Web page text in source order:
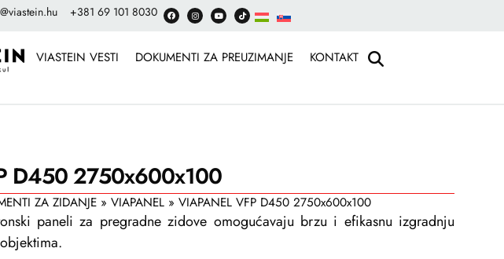
+381 69 101 8030
VIASTEIN VESTI DOKUMENTI ZA PREUZIMANJE KONTAKT
D450 2750x600x100
ZA ZIDANJE» VIAPANEL» VIAPANEL VFP D450 2750x600x100
paneli za pregradne zidove omogućavaju brzu i efikasnu izgradnju